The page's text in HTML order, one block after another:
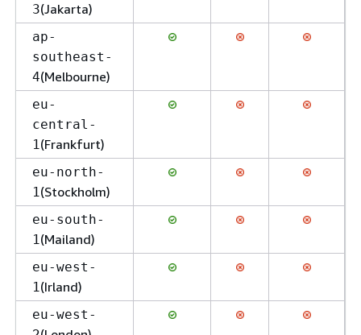
3(Jakarta)
ap-
southeast-
4(Melbourne)
eu-
central-
1(Frankfurt)
eu-north-
1(Stockholm)
eu-south-
1(Mailand)
eu-west-
1(Irland)
eu-west-